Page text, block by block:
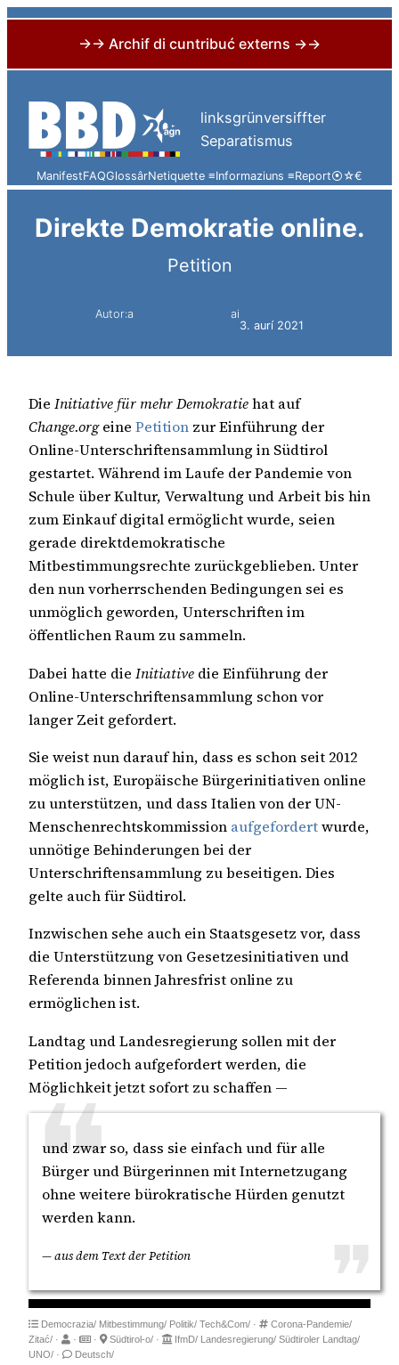
→→ Archif di cuntribuć externs →→
content
linksgrünversiffter
Separatismus
ManifestFAQGlossârNetiquette ≡Informaziuns ≡Report⦿☆€
Direkte Demokratie online.
Petition
Autor:a
ai
3. aurí 2021
Die Initiative für mehr Demokratiehat auf
Change.orgeine Petition zur Einführung der
Online-Unterschriftensammlung in Südtirol
gestartet. Während im Laufe der Pandemie von
Schule über Kultur, Verwaltung und Arbeit bis hin
zum Einkauf digital ermöglicht wurde, seien
gerade direktdemokratische
Mitbestimmungsrechte zurückgeblieben. Unter
den nun vorherrschenden Bedingungen sei es
unmöglich geworden, Unterschriften im
öffentlichen Raum zu sammeln.
Dabei hatte die Initiative die Einführung der
Online-Unterschriftensammlung schon vor
langer Zeit gefordert.
Sie weist nun darauf hin, dass es schon seit 2012
möglich ist, Europäische Bürgerinitiativen online
zu unterstützen, und dass Italien von der UN-
Menschenrechtskommission aufgefordertwurde,
unnötige Behinderungen bei der
Unterschriftensammlung zu beseitigen. Dies
gelte auch für Südtirol.
Inzwischen sehe auch ein Staatsgesetz vor, dass
die Unterstützung von Gesetzesinitiativen und
Referenda binnen Jahresfrist online zu
ermöglichen ist.
Landtag und Landesregierung sollen mit der
Petition jedoch aufgefordert werden, die
Möglichkeit jetzt sofort zu schaffen —
und zwar so, dass sie einfach und für alle
Bürger und Bürgerinnen mit Internetzugang
ohne weitere bürokratische Hürden genutzt
werden kann.
— aus dem Text der Petition
Democrazia/ Mitbestimmung/ Politik/ Tech&Com/ ·
Corona-Pandemie/
Zitać/ · · · Südtirol-o/ · IfmD/ Landesregierung/ Südtiroler Landtag/
UNO/ · Deutsch/